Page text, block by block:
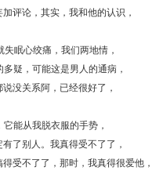
评论，其实，我和他的认识，
眠心绞痛，我们两地情，
疑，可能这是男人的通病，
没关系阿，已经很好了，
能从我脱衣服的手势，
了别人。我真得受不了了，
受不了了，那时，我真得很爱他，